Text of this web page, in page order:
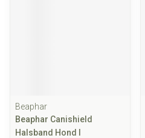
Beaphar
Beaphar Canishield
Halsband Hond l